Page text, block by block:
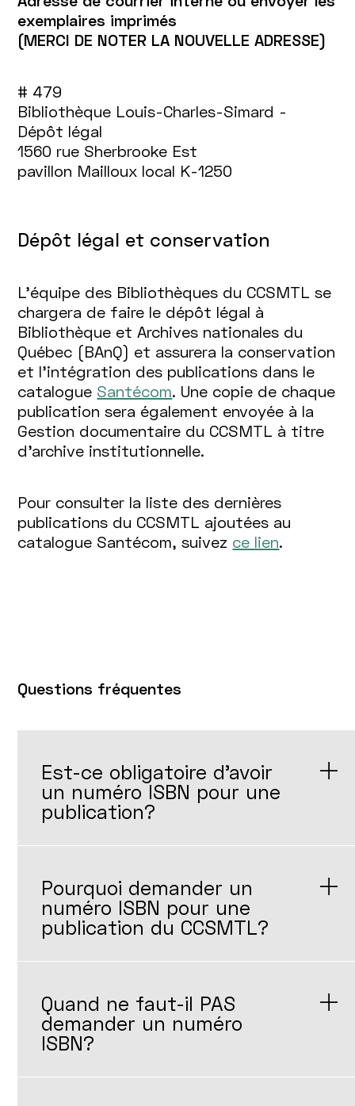
exemplaires imprimés
(MERCI DE NOTER LA NOUVELLE ADRESSE)
# 479
Bibliothèque Louis-Charles-Simard -
Dépôt légal
1560 rue Sherbrooke Est
pavillon Mailloux local K-1250
Dépôt légal et conservation
L'équipe des Bibliothèques du CCSMTL se
chargera de faire le dépôt légal à
Bibliothèque et Archives nationales du
Québec (BAnQ) et assurera la conservation
et l'intégration des publications dans le
catalogue Santécom. Une copie de chaque
publication sera également envoyée à la
Gestion documentaire du CCSMTL à titre
d'archive institutionnelle.
Pour consulter la liste des dernières
publications du CCSMTL ajoutées au
catalogue Santécom, suivez ce lien.
Questions fréquentes
Est-ce obligatoire d'avoir
un numéro ISBN pour une
publication?
Pourquoi demander un
numéro ISBN pour une
publication du CCSMTL?
Quand ne faut-il PAS
demander un numéro
ISBN?